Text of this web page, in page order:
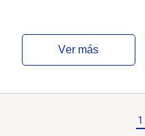
ver más
1